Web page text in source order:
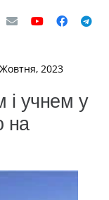
2023
і учнем у
на